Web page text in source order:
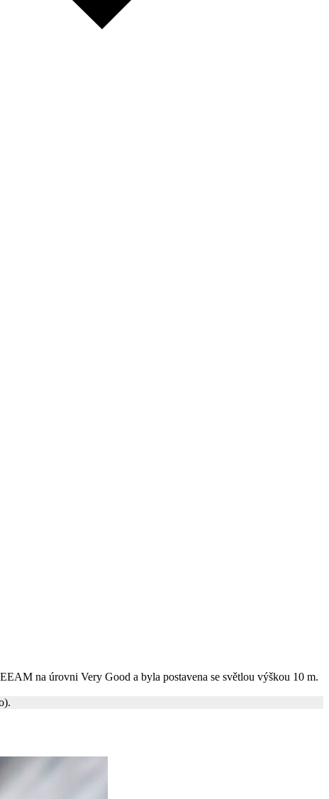
na úrovni Very Good a byla postavena se světlou výškou 10 m.